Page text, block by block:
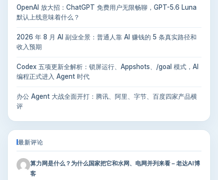
OpenAI 放大招：ChatGPT 免费用户无限畅聊，GPT-5.6 Luna
默认上线意味着什么？
2026 年 8 月 AI 副业全景：普通人靠 AI 赚钱的 5 条真实路径和
收入预期
Codex 五项更新全解析：锁屏运行、Appshots、/goal 模式，AI
编程正式进入 Agent 时代
办公 Agent 大战全面开打：腾讯、阿里、字节、百度四家产品横
评
最新评论
算力网是什么？为什么国家把它和水网、电网并列来看 – 老达AI博
客